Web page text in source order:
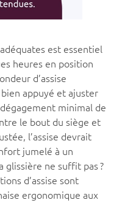
est essentiel
heures en position
d’assise
appuyé et ajuster
minimal de
le bout du siège et
l’assise devrait
jumelé à un
glissière ne suffit pas ?
d’assise sont
ergonomique aux